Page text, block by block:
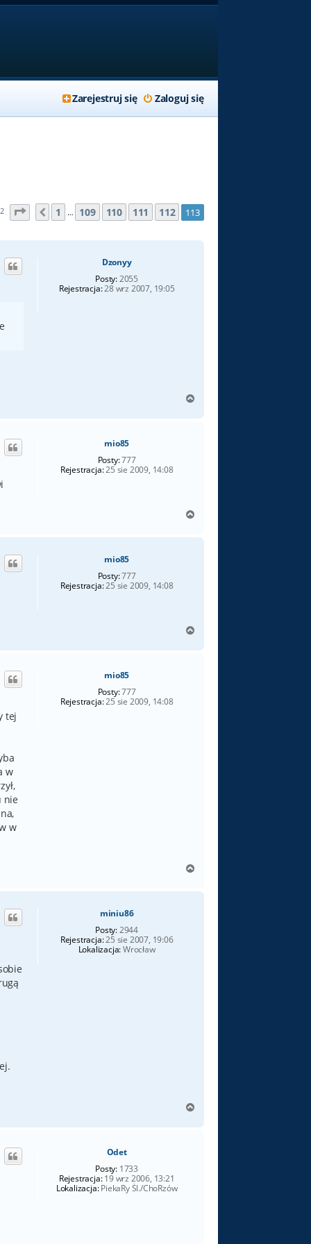
Zaloguj się
Zarejestruj się
Strona 113 z113
Poprzednia
1 … 109 110 111 112 113
Dzonyy
Posty:2055
Rejestracja:28 wrz 2007, 19:05
g
mio85
Posty:777
Rejestracja:25 sie 2009, 14:08
g
mio85
Posty:777
Rejestracja:25 sie 2009, 14:08
g
mio85
Posty:777
Rejestracja:25 sie 2009, 14:08
tej
w
nie
w
g
miniu86
Posty:2944
Rejestracja:25 sie 2007, 19:06
Lokalizacja:Wrocław
g
Odet
Posty: 1733
Rejestracja:19 wrz 2006, 13:21
Lokalizacja:PiekaRy Śl./ChoRzów